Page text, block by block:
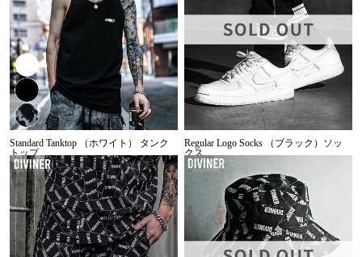
Standard Tanktop （ホワイト） タンク
トップ
Regular Logo Socks （ブラック）ソッ
クス